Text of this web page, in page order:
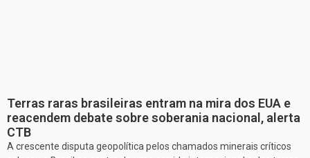
Terras raras brasileiras entram na mira dos EUA e
reacendem debate sobre soberania nacional, alerta
CTB
A crescente disputa geopolítica pelos chamados minerais críticos